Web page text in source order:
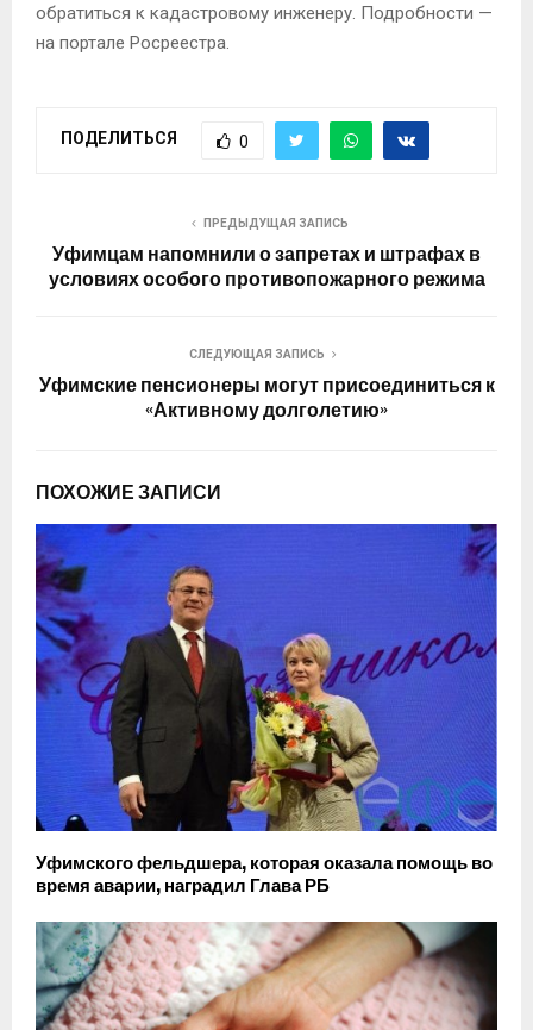
обратиться к кадастровому инженеру. Подробности —
на портале Росреестра.
ПОДЕЛИТЬСЯ 0
ПРЕДЫДУЩАЯ ЗАПИСЬ
Уфимцам напомнили о запретах и штрафах в
условиях особого противопожарного режима
СЛЕДУЮЩАЯ ЗАПИСЬ
Уфимские пенсионеры могут присоединиться к
«Активному долголетию»
ПОХОЖИЕ ЗАПИСИ
Уфимского фельдшера, которая оказала помощь во
время аварии, наградил Глава РБ